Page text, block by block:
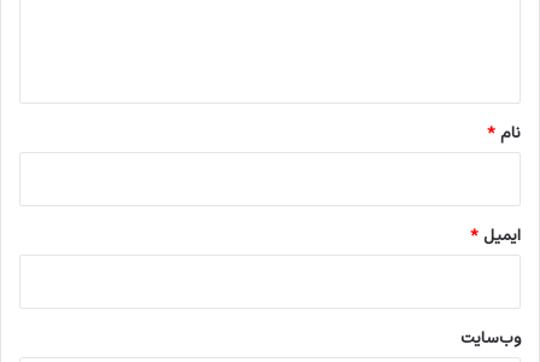
نام*
ایمیل*
وب‌سایت